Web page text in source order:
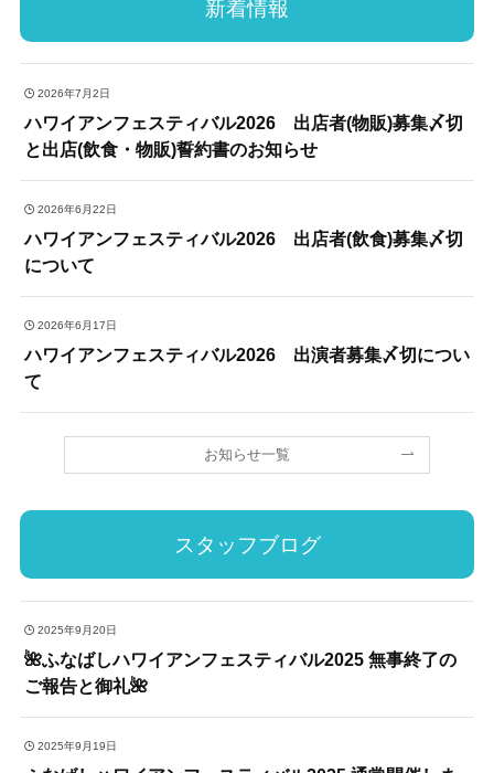
新着情報
2026年7月2日
ハワイアンフェスティバル2026 出店者(物販)募集〆切
と出店(飲食・物販)誓約書のお知らせ
2026年6月22日
ハワイアンフェスティバル2026 出店者(飲食)募集〆切
について
2026年6月17日
ハワイアンフェスティバル2026 出演者募集〆切につい
て
お知らせ一覧
スタッフブログ
2025年9月20日
🌺ふなばしハワイアンフェスティバル2025 無事終了の
ご報告と御礼🌺
2025年9月19日